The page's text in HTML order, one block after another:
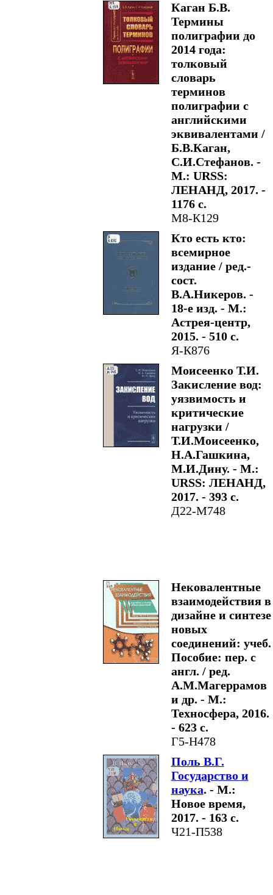
Каган Б.В.
Термины
полиграфии до
2014 года:
толковый
словарь
терминов
полиграфии с
английскими
эквивалентами /
Б.В.Каган,
С.И.Стефанов. -
М.: URSS:
ЛЕНАНД, 2017. -
1176 с.
М8-К129
Кто есть кто:
всемирное
издание / ред.-
сост.
В.А.Никеров. -
18-е изд. - М.:
Астрея-центр,
2015. - 510 с.
Я-К876
Моисеенко Т.И.
Закисление вод:
уязвимость и
критические
нагрузки /
Т.И.Моисеенко,
Н.А.Гашкина,
М.И.Дину. - М.:
URSS: ЛЕНАНД,
2017. - 393 с.
Д22-М748
Нековалентные
взаимодействия в
дизайне и синтезе
новых
соединений: учеб.
Пособие: пер. с
англ. / ред.
А.М.Магеррамов
и др. - М.:
Техносфера, 2016.
- 623 с.
Г5-Н478
Поль В.Г.
Государство и
наука. - М.:
Новое время,
2017. - 163 с.
Ч21-П538